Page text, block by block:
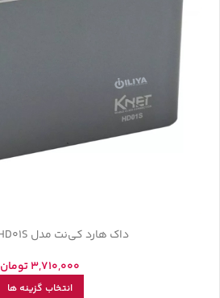
داک هارد کی‌نت مدل K-NET K-HD01S
3,710,000 تومان
انتخاب گزینه ها